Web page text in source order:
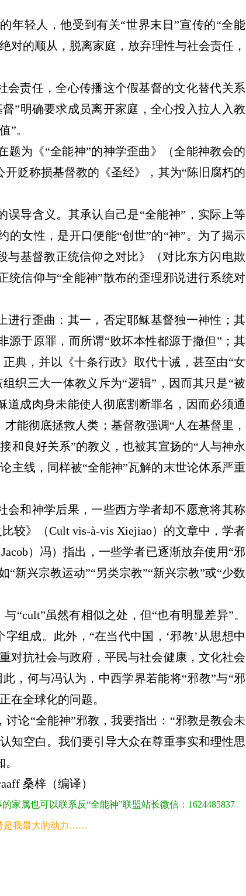
年轻人，他受到有关“世界末日”宣传的“全能
对的顺从 ，脱离家庭，放弃理性与社会责任，
会责任，全心传播这个假基督的文化替代关系
”明确要求成员离开家庭，全心投入拉人入教
”。
题为《“全能神”的神学歪曲》（全能神教会的
开贬称损基督教的《圣经》 ，其为“陈旧腐朽的
误导含义。其承认自己是“全能神”，实际上等
的女性，是开口便能“创世”的“神”。为了揭示
与基督教正统信仰之对比》（对比东方闪电欺
统信仰与“全能神”散布的歪理邪说进行系统对
上进行歪曲：其一，否定耶稣基督独一神性；其
源于原罪，而所谓“败坏本性都源于撒但”；其
典，并以《十条行政》取代十诫，甚至由“女
织三大一体教义斥为“逻辑”，因而其只是“被
道成肉身未能使人彻底割断罪名，因而必须通
才能彻底拯救人类 ； 基督教强调“人在基督里 ，
和良好关系”的教义，也被其宣扬的“人与神永
主线，同样被“全能神”瓦解的末世论体系严重
会和神学后果，一些西方学者却不愿意将其称
较》（Cult vis-à-vis Xiejiao）的文章中， 学者
Jacob）冯）指出，一些学者已逐渐放弃使用“邪
新兴宗教运动”“另类宗教”“新兴宗教”或“少数
与“cult”虽然有相似之处，但“也有明显差异”。
组成。此外，“在当代中国，‘邪教’从思想中
对抗社会与政府，平民与社会健康，文化社会
，何与冯认为，中西学界若能将“邪教”与“邪
在全球化的问题。
讨论“全能神”邪教 ，我要指出： “邪教是教会未
知空白。我们要引导大众在尊重事实和理性思
。
桑梓（编译）
家属也可以联系反“全能神”联盟站长微信：1624485837
是我最大的动力……